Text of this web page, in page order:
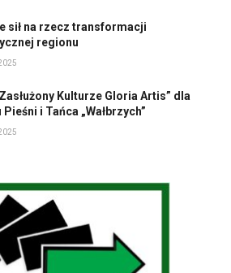
sił na rzecz transformacji
regionu
Kulturze Gloria Artis” dla
Pieśni i Tańca „Wałbrzych”